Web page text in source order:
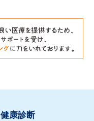
健康診断